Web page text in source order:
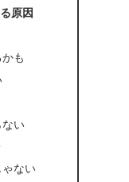
原因
も
ない
ない